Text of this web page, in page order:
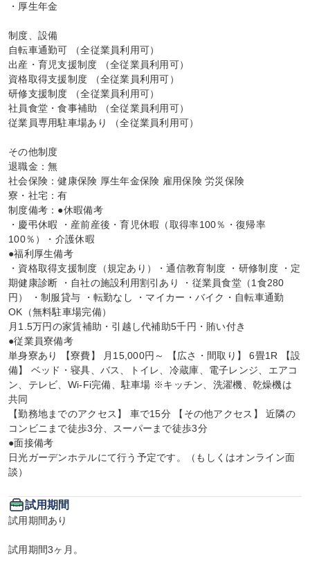
・厚生年金
制度、設備
自転車通勤可 （全従業員利用可）
出産・育児支援制度 （全従業員利用可）
資格取得支援制度 （全従業員利用可）
研修支援制度 （全従業員利用可）
社員食堂・食事補助 （全従業員利用可）
従業員専用駐車場あり （全従業員利用可）
その他制度
退職金：無
社会保険：健康保険 厚生年金保険 雇用保険 労災保険
寮・社宅：有
制度備考：●休暇備考
・慶弔休暇 ・産前産後・育児休暇（取得率100％・復帰率
100％）・介護休暇
●福利厚生備考
・資格取得支援制度（規定あり）・通信教育制度 ・研修制度 ・定
期健康診断 ・自社の施設利用割引あり ・従業員食堂（1食280
円） ・制服貸与 ・転勤なし ・マイカー・バイク・自転車通勤
OK（無料駐車場完備）
月1.5万円の家賃補助・引越し代補助5千円・賄い付き
●従業員寮備考
単身寮あり 【寮費】 月15,000円～ 【広さ・間取り】 6畳1R 【設
備】 ベッド・寝具、バス、トイレ、冷蔵庫、電子レンジ、エアコ
ン、テレビ、Wi-Fi完備、駐車場 ※キッチン、洗濯機、乾燥機は
共同
【勤務地までのアクセス】 車で15分 【その他アクセス】 近隣の
コンビニまで徒歩3分、スーパーまで徒歩3分
●面接備考
日光ガーデンホテルにて行う予定です。（もしくはオンライン面
談）
試用期間
試用期間あり
試用期間3ヶ月。